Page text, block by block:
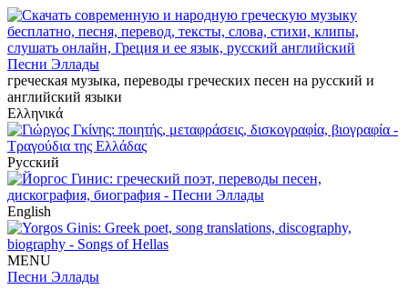
Песни Эллады
греческая музыка, переводы греческих песен на русский и
английский языки
Ελληνικά
Русский
English
MENU
Песни Эллады